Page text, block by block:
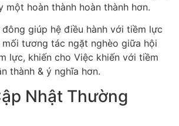
một hoàn thành hoàn thành hơn.
giúp hệ điều hành với tiềm lực
tương tác ngặt nghèo giữa hội
lực, khiến cho Việc khiến với tiềm
thành & ý nghĩa hơn.
Nhật Thường